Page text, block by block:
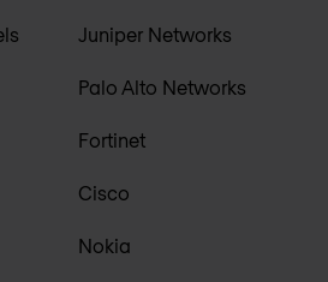
Juniper Networks
Palo Alto Networks
Fortinet
Cisco
Nokia